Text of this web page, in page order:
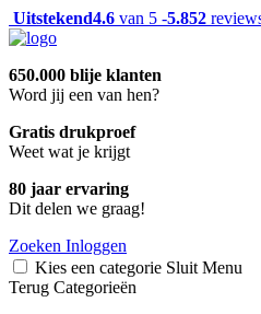
Uitstekend4.6 van 5 -5.852
650.000 blije klanten
Word jij een van hen?
Gratis drukproef
Weet wat je krijgt
80 jaar ervaring
Dit delen we graag!
Zoeken Inloggen
Kies een categorie Sluit Menu
Terug Categorieën